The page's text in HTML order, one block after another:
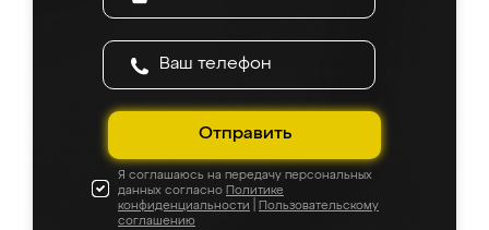
Отправить
Я соглашаюсь на передачу персональных
данных согласно Политике
конфиденциальности
Пользовательскому
соглашению